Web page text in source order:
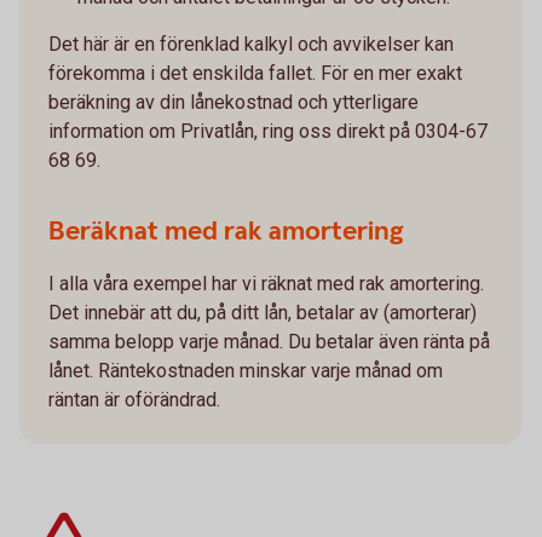
Det här är en förenklad kalkyl och avvikelser kan
förekomma i det enskilda fallet. För en mer exakt
beräkning av din lånekostnad och ytterligare
information om Privatlån, ring oss direkt på 0304-67
68 69.
Beräknat med rak amortering
I alla våra exempel har vi räknat med rak amortering.
Det innebär att du, på ditt lån, betalar av (amorterar)
samma belopp varje månad. Du betalar även ränta på
lånet. Räntekostnaden minskar varje månad om
räntan är oförändrad.